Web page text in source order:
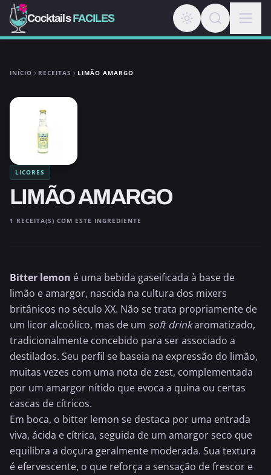
CocktailsFACILES
INÍCIO RECEITAS LIMÃO AMARGO
LICORES
LIMÃO AMARGO
1 RECEITA(S) COM ESTE INGREDIENTE
Bitter lemon é uma bebida gaseificada à base de
limão e amargor, nascida na cultura dos mixers
britânicos no século XX. Não se trata propriamente de
um licor alcoólico, mas de um soft drinkaromatizado,
tradicionalmente concebido para ser associado a
destilados. Seu perfil se baseia na expressão do limão,
muitas vezes com uma nota de zest, complementada
por um amargor nítido que evoca a quina ou certas
cascas de cítricos.
Em boca, o bitter lemon se destaca por uma entrada
viva, ácida e cítrica, seguida de um amargor seco que
equilibra a doçura geralmente moderada. Sua textura
é efervescente, o que reforça a sensação de frescor e